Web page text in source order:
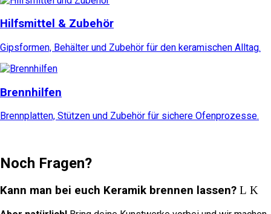
Hilfsmittel & Zubehör
Gipsformen, Behälter und Zubehör für den keramischen Alltag.
Brennhilfen
Brennplatten, Stützen und Zubehör für sichere Ofenprozesse.
Noch Fragen?
Kann man bei euch Keramik brennen lassen?